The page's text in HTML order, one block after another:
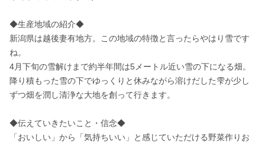
◆生産地域の紹介◆
新潟県は越後妻有地方。この地域の特徴と言ったらやはり雪です
ね。
4月下旬の雪解けまで約半年間は5メートル近い雪の下になる畑。
降り積もった雪の下でゆっくりと休みながら溶けだした雫が少し
ずつ畑を潤し清浄な大地を創って行きます。
◆伝えていきたいこと・信念◆
「おいしい」から「気持ちいい」と感じていただける野菜作りお